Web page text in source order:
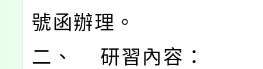
號函辦理。
二、 研習內容：